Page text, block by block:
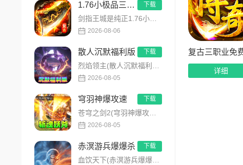
1.76小极品三职业
剑指王城是纯正1.76小极品三职业复古传奇手游，永久内置3折福利，完美复刻原版玛法画面与经典玩法！每日免费送...
2026-08-06
下载
散人沉默福利版
烈焰领主(散人沉默福利版)是主打全民打金的沉默福利传奇手游，装备高保值、游戏货币自由畅销！无需氪金，刷怪做任...
2026-08-05
下载
穹羽神爆攻速
苍穹之剑2(穹羽神爆攻速)是主打高攻速神器的传奇手游，专为散人追梦打造，装备爆率超高！上线免费解锁自动拾取、...
2026-08-05
下载
赤溟游兵爆爆杀
血饮天下(赤溟游兵爆爆杀)是一款特色五大职业流派传奇手游，主打散人追梦高爆装备！上线免费解锁自动拾取、自动回...
下载
复古三职业免
详细